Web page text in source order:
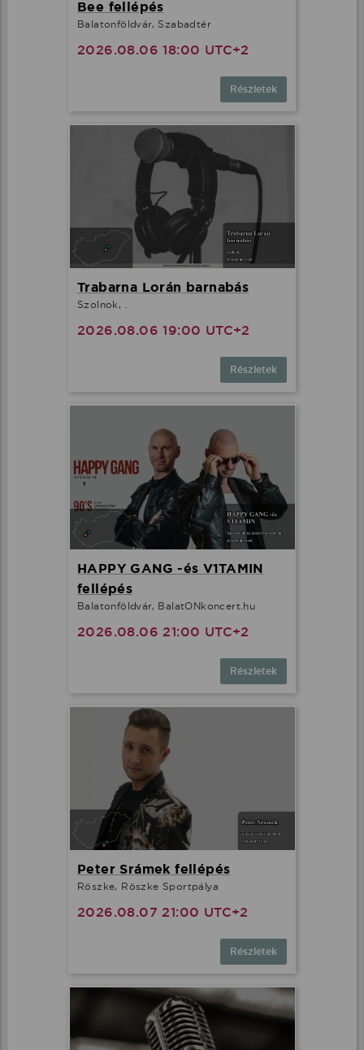
Bee fellépés
Balatonföldvár, Szabadtér
2026.08.06 18:00 UTC+2
Részletek
Trabarna Lorán barnabás
Szolnok, .
2026.08.06 19:00 UTC+2
Részletek
HAPPY GANG -és V1TAMIN
fellépés
Balatonföldvár, BalatONkoncert.hu
2026.08.06 21:00 UTC+2
Részletek
Peter Srámek fellépés
Röszke, Röszke Sportpálya
2026.08.07 21:00 UTC+2
Részletek